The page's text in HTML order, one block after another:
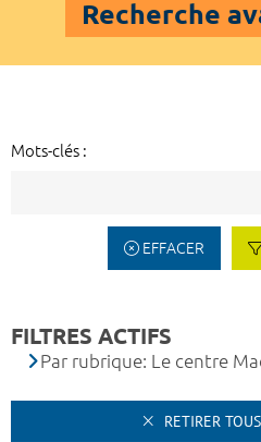
Recherche
Mots-clés :
EFFACER
FILTRES ACTIFS
Par rubrique: Le centre
RETIRER